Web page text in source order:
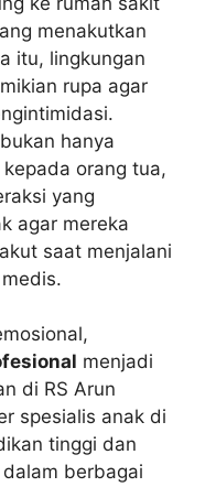
menakutkan
itu, lingkungan
rupa agar
hanya
orang tua,
yang
agar mereka
saat menjalani
menjadi
di RS Arun
spesialis anak di
tinggi dan
berbagai